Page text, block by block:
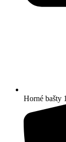
Horné bašty